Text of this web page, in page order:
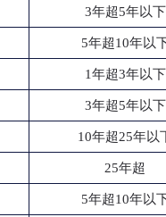
3年超5年以下
5年超10年以
1年超3年以下
3年超5年以下
10年超25年以
25年超
5年超10年以